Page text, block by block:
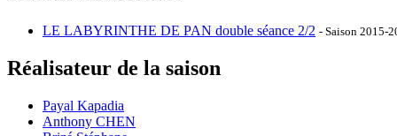
LE LABYRINTHE DE PAN double séance 2/2 - Saison 2015-
Réalisateur de la saison
Payal Kapadia
Anthony CHEN